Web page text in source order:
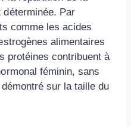
déterminée. Par
comme les acides
alimentaires
protéines contribuent à
féminin, sans
démontré sur la taille du